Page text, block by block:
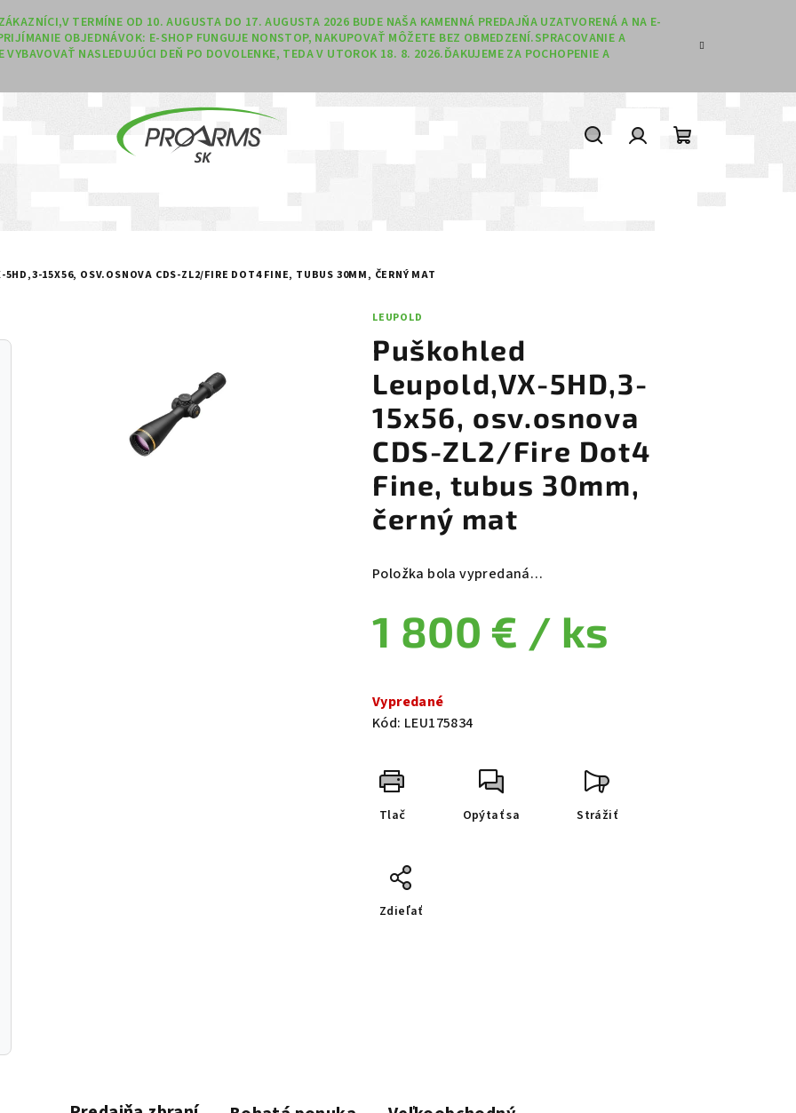
TERMÍNE OD 10. AUGUSTA DO 17. AUGUSTA 2026 BUDE NAŠA KAMENNÁ PREDAJŇA UZATVORENÁ A NA E-
OBJEDNÁVOK: E-SHOP FUNGUJE NONSTOP, NAKUPOVAŤ MÔŽETE BEZ OBMEDZENÍ.SPRACOVANIE A
VYBAVOVAŤ NASLEDUJÚCI DEŇ PO DOVOLENKE, TEDA V UTOROK 18. 8. 2026.ĎAKUJEME ZA POCHOPENIE A
Nákupný košík
5HD,3-15X56, OSV.OSNOVA CDS-ZL2/FIRE DOT4 FINE, TUBUS 30MM, ČERNÝ MAT
LEUPOLD
Puškohled
Leupold,VX-5HD,3-
15x56, osv.osnova
CDS-ZL2/Fire Dot4
Fine, tubus 30mm,
černý mat
Položka bola vypredaná…
1 800 € / ks
Vypredané
Kód: LEU175834
Tlač Opýtať sa Strážiť
Zdieľať